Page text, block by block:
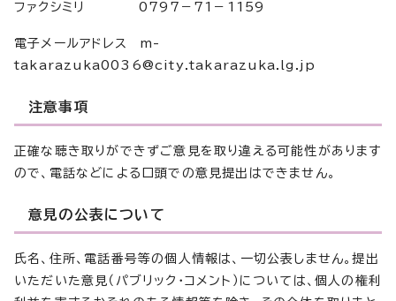
ファクシミリ 0797－71－1159
電子メールアドレス m-
takarazuka0036@city.takarazuka.lg.jp
注意事項
正確な聴き取りができずご意見を取り違える可能性があります
ので、電話などによる口頭での意見提出はできません。
意見の公表について
氏名、住所、電話番号等の個人情報は、一切公表しません。提出
いただいた意見（パブリック・コメント）については、個人の権利